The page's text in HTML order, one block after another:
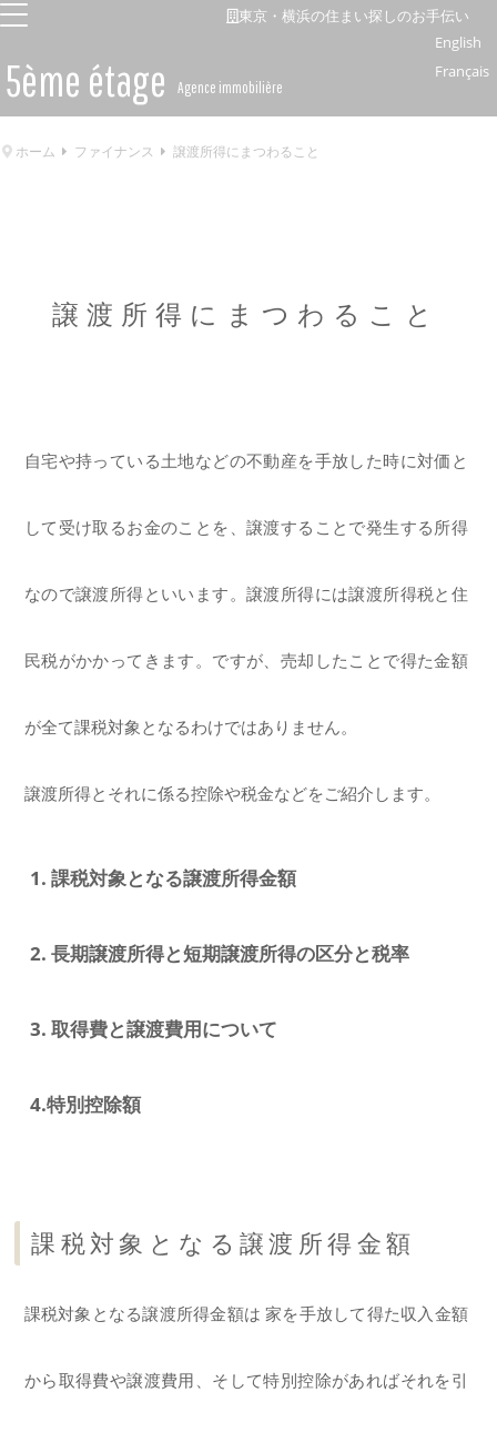
東京・横浜の住まい探しのお手伝い
5ème étage Agence immobilière
Français
English
ホーム ファイナンス 譲渡所得にまつわること
譲渡所得にまつわること
自宅や持っている土地などの不動産を手放した時に対価と
して受け取るお金のことを、譲渡することで発生する所得
なので譲渡所得といいます。譲渡所得には譲渡所得税と住
民税がかかってきます。ですが、売却したことで得た金額
が全て課税対象となるわけではありません。
譲渡所得とそれに係る控除や税金などをご紹介します。
1. 課税対象となる譲渡所得金額
2. 長期譲渡所得と短期譲渡所得の区分と税率
3. 取得費と譲渡費用について
4.特別控除額
課税対象となる譲渡所得金額
課税対象となる譲渡所得金額は 家を手放して得た収入金額
から取得費や譲渡費用、そして特別控除があればそれを引